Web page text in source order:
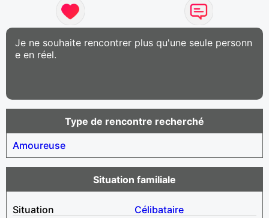
Je ne souhaite rencontrer plus qu'une seule personn
e en réel.
Type de rencontre recherché
Amoureuse
Situation familiale
Situation
Célibataire